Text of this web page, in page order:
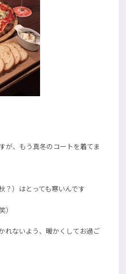
が、もう真冬のコートを着てま
？）はとっても寒いんです
れないよう、暖かくしてお過ご